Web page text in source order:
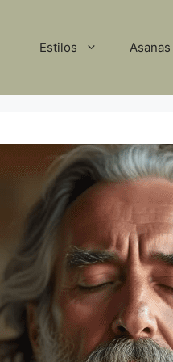
Estilos Asanas